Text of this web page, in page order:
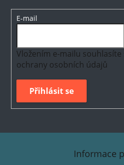
E-mail
Vložením e-mailu souhlasíte
ochrany osobních údajů
Přihlásit se
Z
Informace